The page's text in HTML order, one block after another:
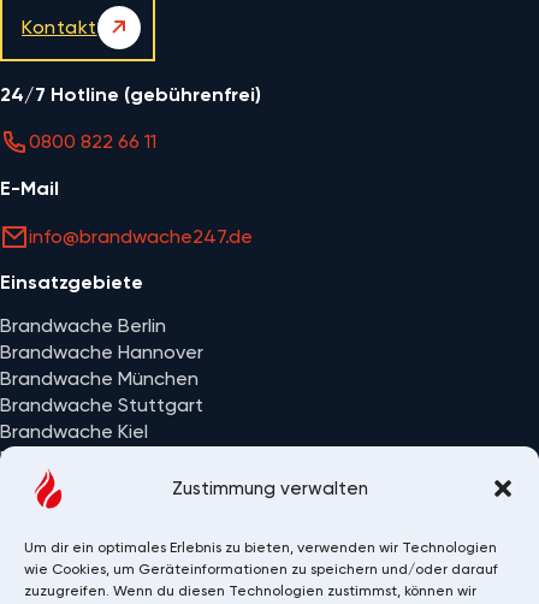
Zustimmung verwalten
Um dir ein optimales Erlebnis zu bieten, verwenden wir Technologien
wie Cookies, um Geräteinformationen zu speichern und/oder darauf
zuzugreifen. Wenn du diesen Technologien zustimmst, können wir
Kontakt
24/7 Hotline (gebührenfrei)
0800 822 66 11
E-Mail
info@brandwache247.de
Einsatzgebiete
Brandwache Berlin
Brandwache Hannover
Brandwache München
Brandwache Stuttgart
Brandwache Kiel
Brandwache Wiesbaden
Alle Einsatzorte